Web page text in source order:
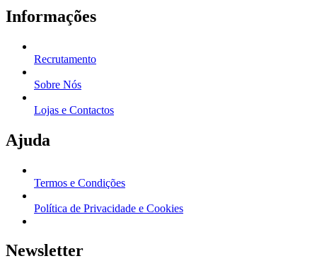
Informações
Recrutamento
Sobre Nós
Lojas e Contactos
Ajuda
Termos e Condições
Política de Privacidade e Cookies
Newsletter